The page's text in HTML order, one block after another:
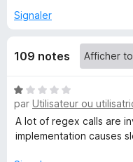
T
e
x
t
Signaler
109 notes
N
o
t
é
par Utilisateur ou
A lot of regex calls are
implementation causes